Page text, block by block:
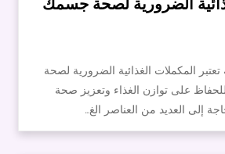
المكملات الغذائية الضرورية لصحة
على توازن الغذاء وتعزيز صحة
إلى العديد من العناصر الغ…